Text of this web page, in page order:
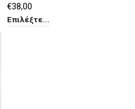
€38,00
Επιλέξτε...